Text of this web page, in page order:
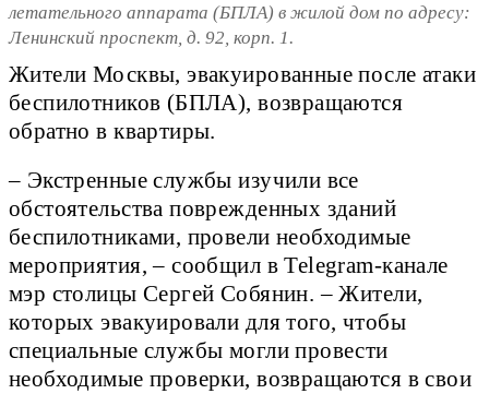
летательного аппарата (БПЛА) в жилой дом по адресу:
Ленинский проспект, д. 92, корп. 1.
Жители Москвы, эвакуированные после атаки
беспилотников (БПЛА), возвращаются
обратно в квартиры.
– Экстренные службы изучили все
обстоятельства поврежденных зданий
беспилотниками, провели необходимые
мероприятия, – сообщил в Telegram-канале
мэр столицы Сергей Собянин. – Жители,
которых эвакуировали для того, чтобы
специальные службы могли провести
необходимые проверки, возвращаются в свои